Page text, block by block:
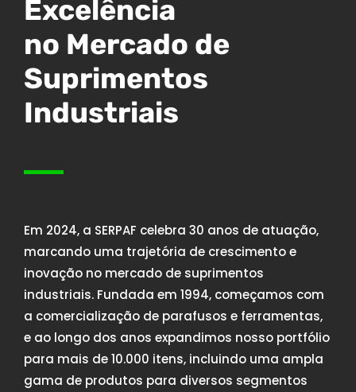
Excelência
no Mercado de
Suprimentos
Industriais
Em 2024, a SERPAF celebra 30 anos de atuação,
marcando uma trajetória de crescimento e
inovação no mercado de suprimentos
industriais. Fundada em 1994, começamos com
a comercialização de parafusos e ferramentas,
e ao longo dos anos expandimos nosso portfólio
para mais de 10.000 itens, incluindo uma ampla
gama de produtos para diversos segmentos